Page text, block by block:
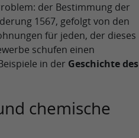
der Bestimmung der
1567, gefolgt von den
für jeden, der dieses
schufen einen
in der Geschichte des
chemische